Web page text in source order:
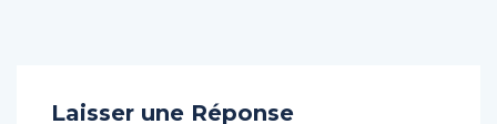
Laisser une Réponse